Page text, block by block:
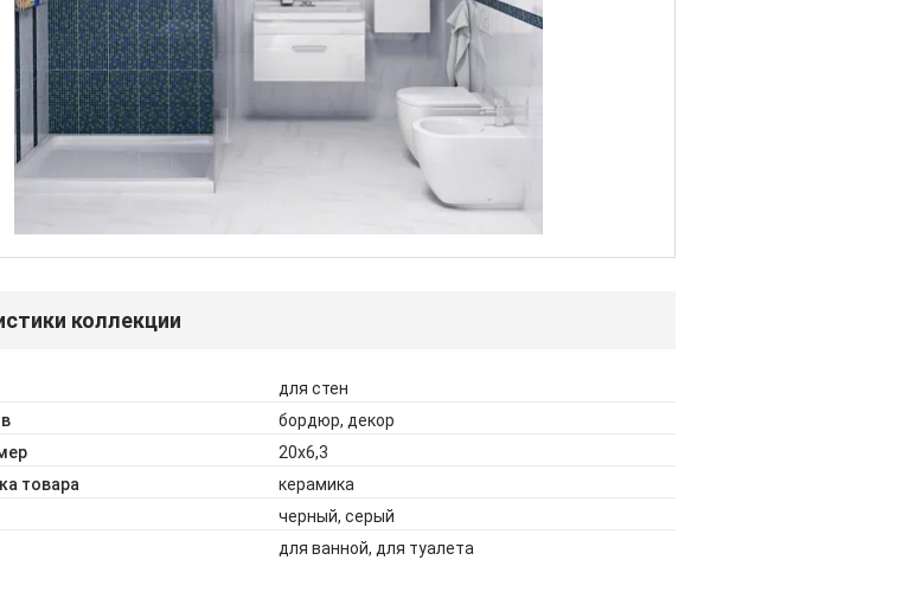
коллекции
для стен
бордюр, декор
20x6,3
товара
керамика
черный, серый
для ванной, для туалета